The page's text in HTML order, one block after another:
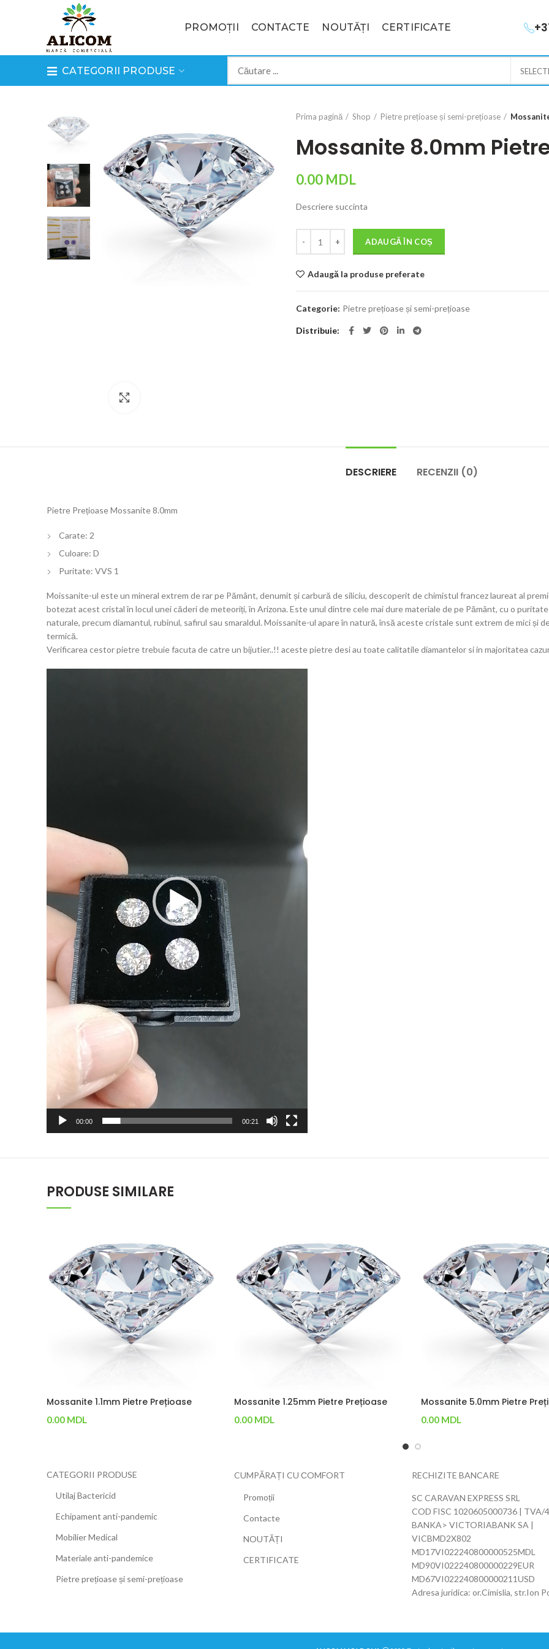
PROMOȚII CONTACTE NOUTĂȚI CERTIFICATE
CATEGORII PRODUSE
Prima pagină Shop Pietre prețioase și semi-prețioase
Mossanite 8.0mm
0.00 MDL
Descriere succinta
ADAUGĂ ÎN COȘ
Adaugă la produse preferate
Categorie: Pietre prețioase și semi-prețioase
Distribuie
DESCRIERE RECENZII (0)
Pietre Prețioase Mossanite 8.0mm
Carate: 2
Culoare: D
Puritate: VVS 1
Moissanite-ul este un mineral extrem de rar pe Pământ, denumit și carbură de siliciu, descoperit de chimistul francez laureat al
botezat acest cristal în locul unei căderi de meteoriți, în Arizona. Este unul dintre cele mai dure materiale de pe Pământ, cu o
naturale, precum diamantul, rubinul, safirul sau smaraldul. Moissanite-ul apare în natură, însă aceste cristale sunt extrem de mici și
termică.
Verificarea cestor pietre trebuie facuta de catre un bijutier..!! aceste pietre desi au toate calitatile diamantelor si in majoritatea
00:00 00:21
PRODUSE SIMILARE
Mossanite 1.1mm Pietre Prețioase
0.00 MDL
Mossanite 1.25mm Pietre Prețioase
0.00 MDL
Mossanite 5.0mm Pietre
0.00 MDL
CATEGORII PRODUSE
Utilaj Bactericid
Echipament anti-pandemic
Mobilier Medical
Materiale anti-pandemice
Pietre prețioase și semi-prețioase
CUMPĂRAȚI CU СOMFORT
Promoții
Contacte
NOUTĂȚI
CERTIFICATE
RECHIZITE BANCARE
SC CARAVAN EXPRESS SRL
COD FISC 1020605000736 | TVA/
BANKA> VICTORIABANK SA |
VICBMD2X802
MD17VI022240800000525MDL
MD90VI022240800000229EUR
MD67VI022240800000211USD
Adresa juridica: or.Cimislia, str.Ion